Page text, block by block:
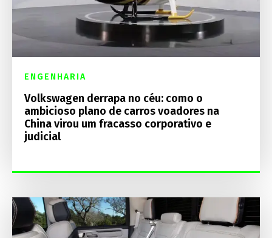
ENGENHARIA
Volkswagen derrapa no céu: como o
ambicioso plano de carros voadores na
China virou um fracasso corporativo e
judicial